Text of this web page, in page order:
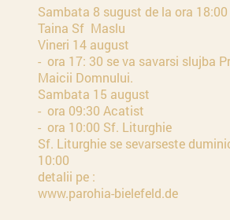
Sambata 8 sugust de la ora
Taina Sf Maslu
Vineri 14 august
- ora 17: 30 se va savarsi slujba
Maicii Domnului.
Sambata 15 august
- ora 09:30 Acatist
- ora 10:00 Sf. Liturghie
Sf. Liturghie se sevarseste
10:00
detalii pe :
www.parohia-bielefeld.de